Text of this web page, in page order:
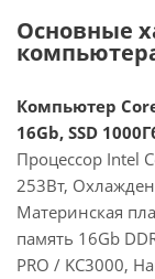
Основные
Компьютер
16Gb, SSD
Процессор Intel
253Вт,
Материнская
память 16Gb
PRO / KC3000,